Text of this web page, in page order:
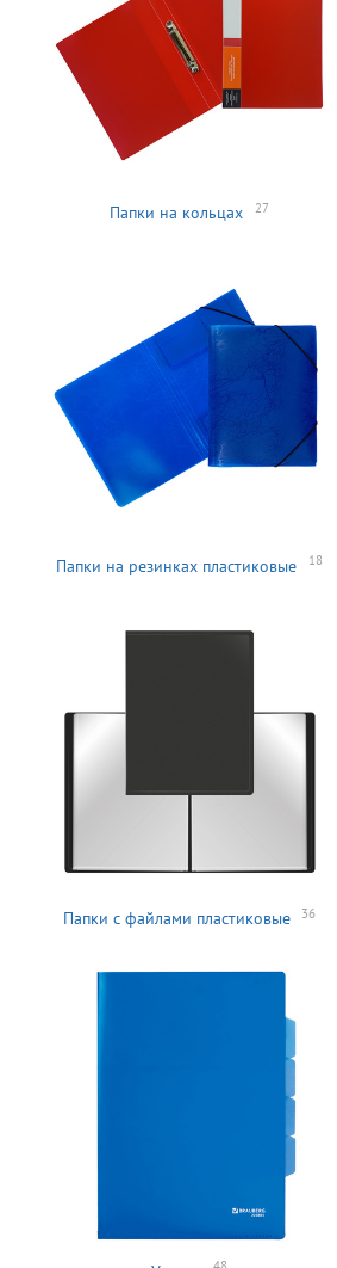
Папки на кольцах 27
Папки на резинках пластиковые 18
Папки с файлами пластиковые 36